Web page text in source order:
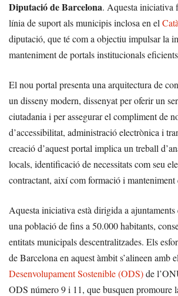
Diputació de Barcelona. Aquesta iniciativa
línia de suport als municipis inclosa en el
diputació, que té com a objectiu impulsar la
manteniment de portals institucionals
El nou portal presenta una arquitectura de
un disseny modern, dissenyat per oferir un
ciutadania i per assegurar el compliment de
d’accessibilitat, administració electrònica i
creació d’aquest portal implica un treball
locals, identificació de necessitats com seu
contractant, així com formació i
Aquesta iniciativa està dirigida a
una població de fins a 50.000 habitants,
entitats municipals descentralitzades. Els
de Barcelona en aquest àmbit s’alineen amb
Desenvolupament Sostenible (ODS)de
ODS número 9 i 11, que busquen promoure